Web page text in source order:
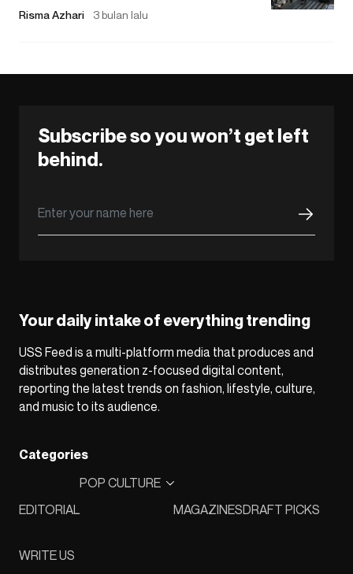
Risma Azhari 3 bulan lalu
Subscribe so you won’t get left
behind.
Your daily intake of everything trending
USS Feed is a multi-platform media that produces and
distributes generation z-focused digital content,
reporting the latest trends on fashion, lifestyle, culture,
and music to its audience.
Categories
EDITORIAL
POP CULTURE
MAGAZINESDRAFT PICKS
WRITE US